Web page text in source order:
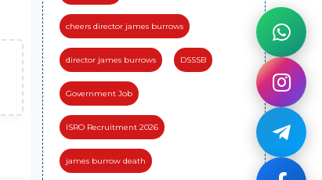
cheers director james burrows
director james burrows DSSSB
Government Job
ISRO Recruitment 2026
james burrow death